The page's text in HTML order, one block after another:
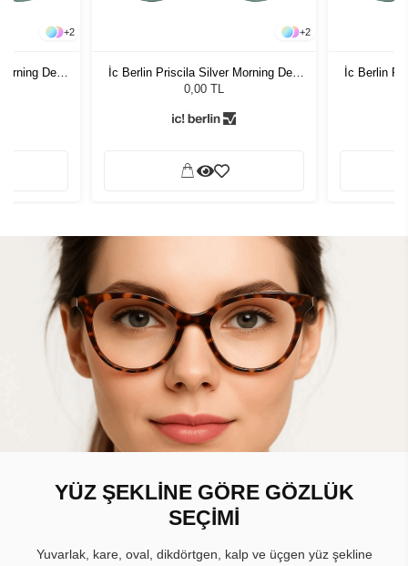
+2
Dew
+2
İc Berlin Priscila Silver Morning Dew
48
0,00 TL
İc Berlin
YÜZ ŞEKLİNE GÖRE GÖZLÜK
SEÇİMİ
Yuvarlak, kare, oval, dikdörtgen, kalp ve üçgen yüz şekline